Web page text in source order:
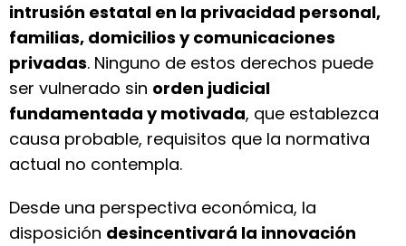
intrusión estatal en la privacidad personal,
familias, domicilios y comunicaciones
privadas. Ninguno de estos derechos puede
ser vulnerado sin orden judicial
fundamentada y motivada, que establezca
causa probable, requisitos que la normativa
actual no contempla.
Desde una perspectiva económica, la
disposición desincentivará la innovación